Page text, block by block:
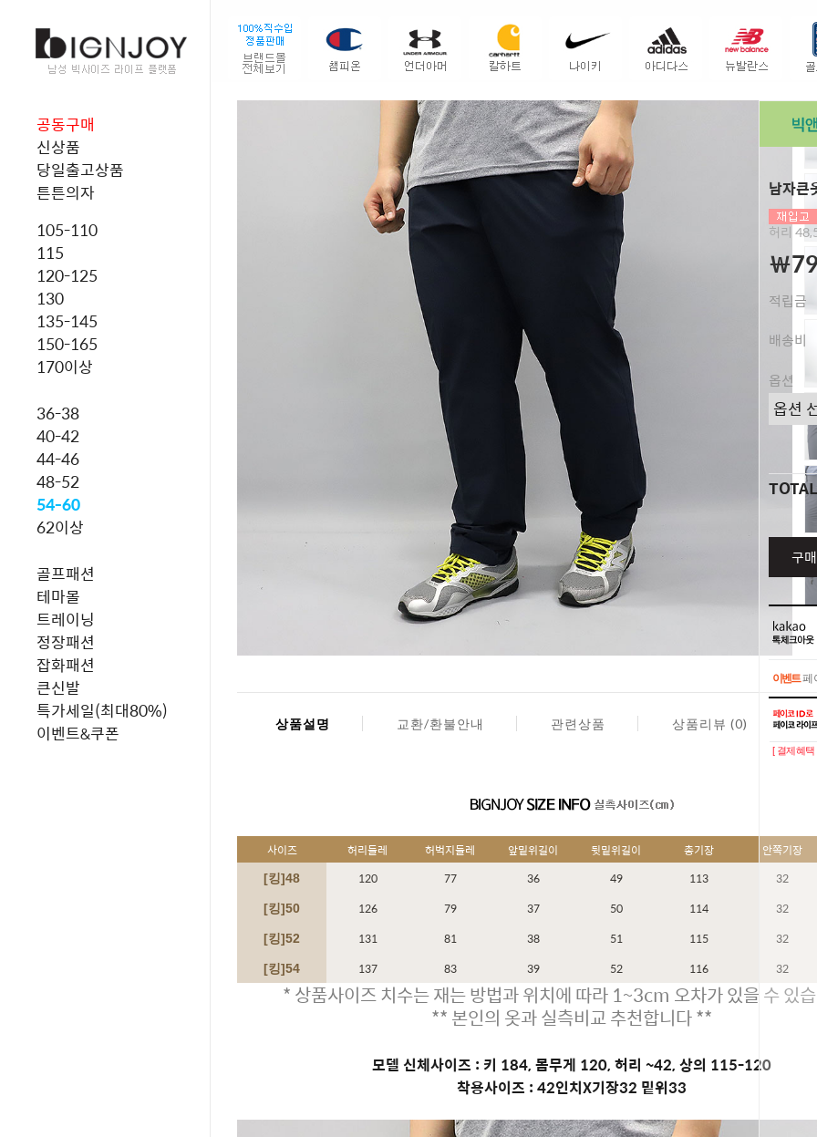
공동구매
신상품
당일출고상품
튼튼의자
105-110
115
120-125
130
135-145
150-165
170이상
36-38
40-42
44-46
48-52
54-60
62이상
골프패션
테마몰
트레이닝
정장패션
잡화패션
큰신발
특가세일(최대80%)
이벤트&쿠폰
남자큰
허리
￦
적립금
배송비
옵션
TOTAL
구
이벤트페
이벤트페
[ 결제혜
상품설명 교환/환불안내 관련상품 상품리뷰 (0)
사이즈 허리둘레 허벅지둘레 앞밑위길이 뒷밑위길이 총기장 안쪽기장
[킹]48 120 77 36 49 113 32
[킹]50 126 79 37 50 114 32
[킹]52 131 81 38 51 115 32
[킹]54 137 83 39 52 116 32
* 상품사이즈 치수는 재는 방법과 위치에 따라 1~3cm 오차가 있을 수 있
** 본인의 옷과 실측비교 추천합니다 **
모델 신체사이즈 : 키 184, 몸무게 120, 허리 ~42, 상의 115-120
착용사이즈 : 42인치X기장32 밑위33